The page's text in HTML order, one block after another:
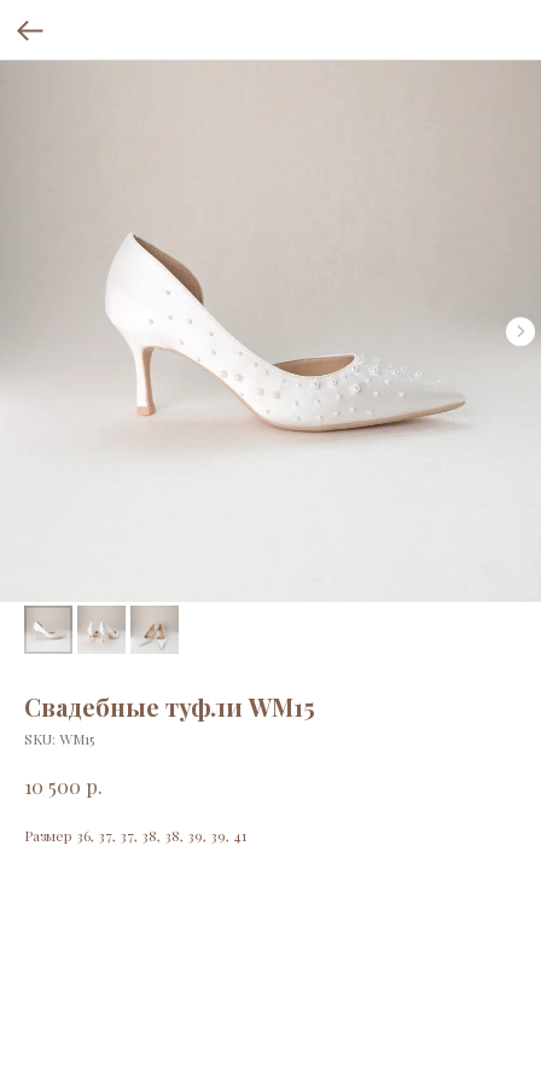
Свадебные туфли WM15
SKU: WM15
10 500 р.
Размер 36, 37, 37, 38, 38, 39, 39, 41